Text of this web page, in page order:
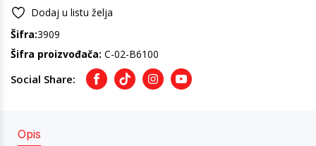
Dodaj u listu želja
Šifra:3909
Šifra proizvođača: C-02-B6100
Social Share: FacebookTikTokInstagramYoutube
Opis